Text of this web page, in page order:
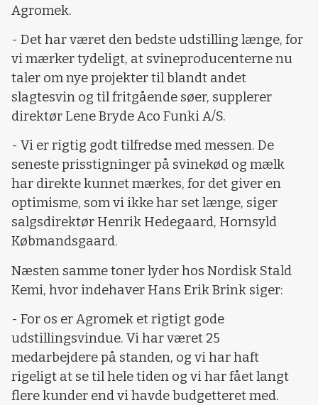
Agromek.
- Det har været den bedste udstilling længe, for
vi mærker tydeligt, at svineproducenterne nu
taler om nye projekter til blandt andet
slagtesvin og til fritgående søer, supplerer
direktør Lene Bryde Aco Funki A/S.
- Vi er rigtig godt tilfredse med messen. De
seneste prisstigninger på svinekød og mælk
har direkte kunnet mærkes, for det giver en
optimisme, som vi ikke har set længe, siger
salgsdirektør Henrik Hedegaard, Hornsyld
Købmandsgaard.
Næsten samme toner lyder hos Nordisk Stald
Kemi, hvor indehaver Hans Erik Brink siger:
- For os er Agromek et rigtigt gode
udstillingsvindue. Vi har været 25
medarbejdere på standen, og vi har haft
rigeligt at se til hele tiden og vi har fået langt
flere kunder end vi havde budgetteret med.